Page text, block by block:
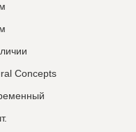
Concepts